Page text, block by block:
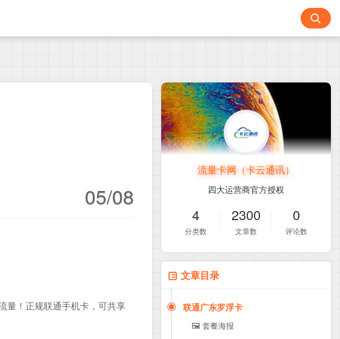
05/08
量！正规联通手机卡，可共享
流量卡网（卡云通讯）
四大运营商官方授权
4
分类数
2300
文章数
0
评论数
文章目录
联通广东罗浮卡
🖼️ 套餐海报